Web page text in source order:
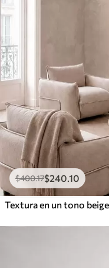
$400.17$240 .10